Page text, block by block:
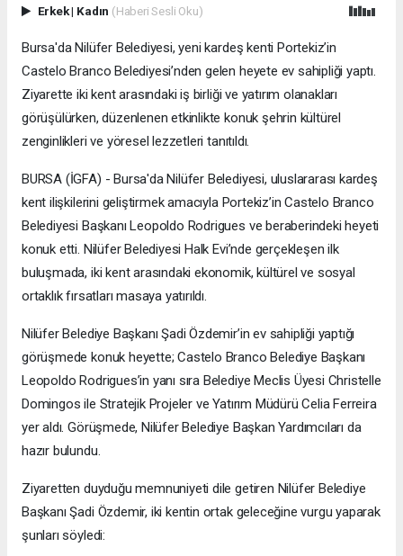
Erkek| Kadın (Haberi Sesli Oku)
Bursa'da Nilüfer Belediyesi, yeni kardeş kenti Portekiz’in
Castelo Branco Belediyesi’nden gelen heyete ev sahipliği yaptı.
Ziyarette iki kent arasındaki iş birliği ve yatırım olanakları
görüşülürken, düzenlenen etkinlikte konuk şehrin kültürel
zenginlikleri ve yöresel lezzetleri tanıtıldı.
BURSA (İGFA) - Bursa'da Nilüfer Belediyesi, uluslararası kardeş
kent ilişkilerini geliştirmek amacıyla Portekiz’in Castelo Branco
Belediyesi Başkanı Leopoldo Rodrigues ve beraberindeki heyeti
konuk etti. Nilüfer Belediyesi Halk Evi’nde gerçekleşen ilk
buluşmada, iki kent arasındaki ekonomik, kültürel ve sosyal
ortaklık fırsatları masaya yatırıldı.
Nilüfer Belediye Başkanı Şadi Özdemir’in ev sahipliği yaptığı
görüşmede konuk heyette; Castelo Branco Belediye Başkanı
Leopoldo Rodrigues’in yanı sıra Belediye Meclis Üyesi Christelle
Domingos ile Stratejik Projeler ve Yatırım Müdürü Celia Ferreira
yer aldı. Görüşmede, Nilüfer Belediye Başkan Yardımcıları da
hazır bulundu.
Ziyaretten duyduğu memnuniyeti dile getiren Nilüfer Belediye
Başkanı Şadi Özdemir, iki kentin ortak geleceğine vurgu yaparak
şunları söyledi: